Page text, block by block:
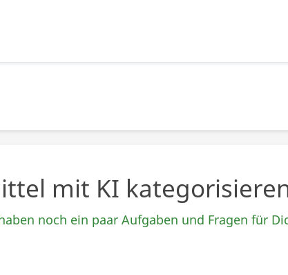
mit KI
noch ein paar Aufgaben und Fragen für